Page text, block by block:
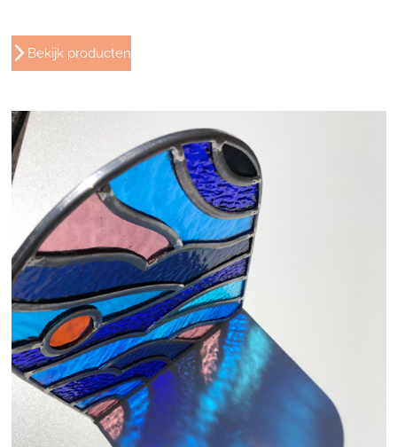
Bekijk producten